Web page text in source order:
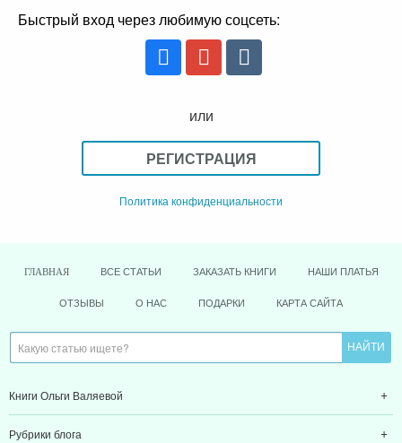
Быстрый вход через любимую соцсеть:
или
РЕГИСТРАЦИЯ
Политика конфиденциальности
ГЛАВНАЯ ВСЕ СТАТЬИ ЗАКАЗАТЬ КНИГИ НАШИ ПЛАТЬЯ
ОТЗЫВЫ О НАС ПОДАРКИ КАРТА САЙТА
Книги Ольги Валяевой
Рубрики блога